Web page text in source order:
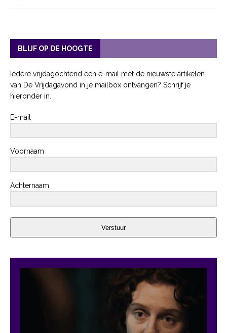
BLIJF OP DE HOOGTE
Iedere vrijdagochtend een e-mail met de nieuwste artikelen
van De Vrijdagavond in je mailbox ontvangen? Schrijf je
hieronder in.
E-mail
Voornaam
Achternaam
Verstuur